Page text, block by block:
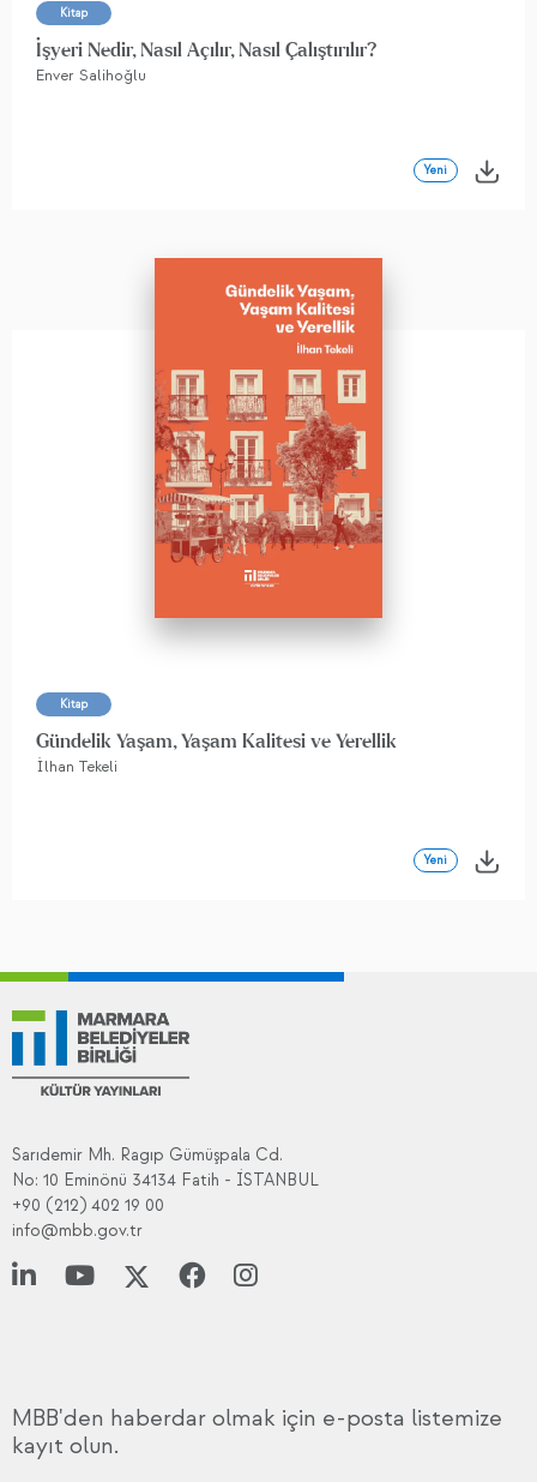
Kitap
İşyeri Nedir, Nasıl Açılır, Nasıl Çalıştırılır?
Enver Salihoğlu
Yeni
Kitap
Gündelik Yaşam, Yaşam Kalitesi ve Yerellik
İlhan Tekeli
Yeni
Sarıdemir Mh. Ragıp Gümüşpala Cd.
No: 10 Eminönü 34134 Fatih - İSTANBUL
+90 (212) 402 19 00
info@mbb.gov.tr
MBB'den haberdar olmak için e-posta listemize
kayıt olun.